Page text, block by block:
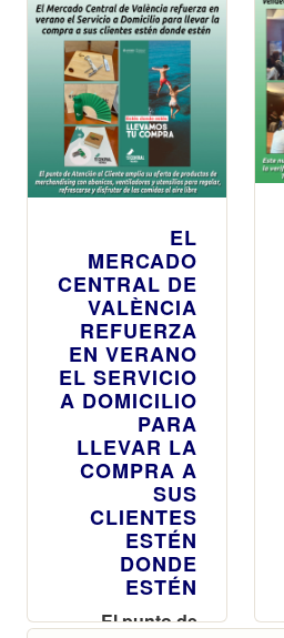
EL
MERCADO
CENTRAL DE
VALÈNCIA
REFUERZA
EN VERANO
EL SERVICIO
A DOMICILIO
PARA
LLEVAR LA
COMPRA A
SUS
CLIENTES
ESTÉN
DONDE
ESTÉN
El punto de